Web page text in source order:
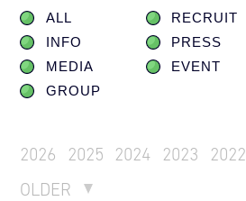
ALL
RECRUIT
INFO
PRESS
MEDIA
EVENT
GROUP
2026 2025 2024 2023
2022
OLDER